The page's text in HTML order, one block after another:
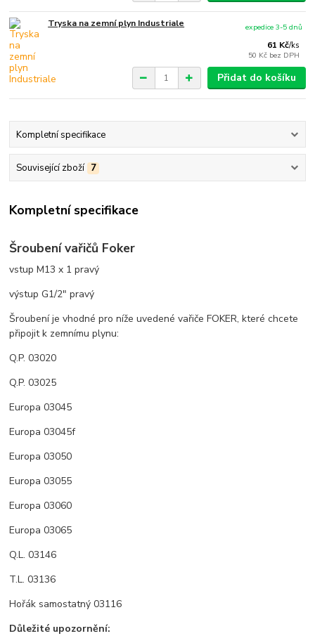
Tryska na zemní plyn Industriale
61 Kč/ks
50 Kč bez DPH
expedice 3-5 dnů
Přidat do košíku
Kompletní specifikace
Související zboží 7
Kompletní specifikace
Šroubení vařičů Foker
vstup M13 x 1 pravý
výstup G1/2" pravý
Šroubení je vhodné pro níže uvedené vařiče FOKER, které chcete
připojit k zemnímu plynu:
Q.P. 03020
Q.P. 03025
Europa 03045
Europa 03045f
Europa 03050
Europa 03055
Europa 03060
Europa 03065
Q.L. 03146
T.L. 03136
Hořák samostatný 03116
Důležité upozornění: